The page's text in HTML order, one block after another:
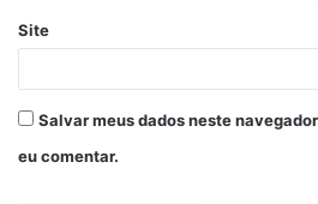
Site
Salvar meus dados neste
eu comentar.